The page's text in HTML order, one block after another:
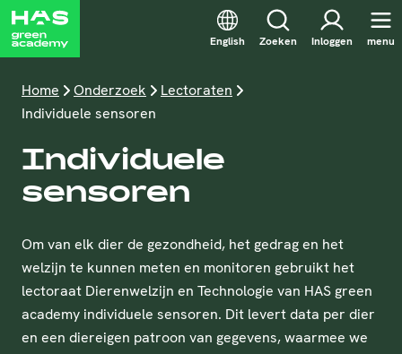
English Zoeken Inloggen menu
Home Onderzoek
Lectoraten
Individuele sensoren
Individuele
sensoren
Om van elk dier de gezondheid, het gedrag en het
welzijn te kunnen meten en monitoren gebruikt het
lectoraat Dierenwelzijn en Technologie van HAS green
academy individuele sensoren. Dit levert data per dier
en een diereigen patroon van gegevens, waarmee we